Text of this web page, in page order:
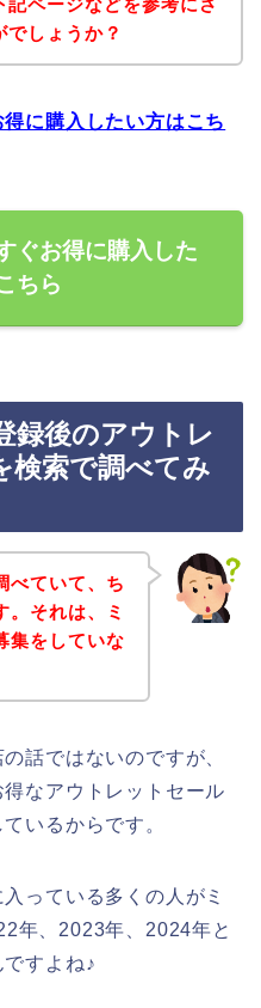
記ページなどを参考にさ
しょうか？
に購入したい方はこち
ぐお得に購入した
ちら
録後のアウトレ
検索で調べてみ
べていて、ち
。それは、ミ
集をしていな
話ではないのですが、
なアウトレットセール
いるからです。
っている多くの人がミ
年、2023年、2024年と
すよね♪